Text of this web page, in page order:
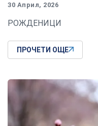
30 Април, 2026
РОЖДЕНИЦИ
ПРОЧЕТИ ОЩЕ